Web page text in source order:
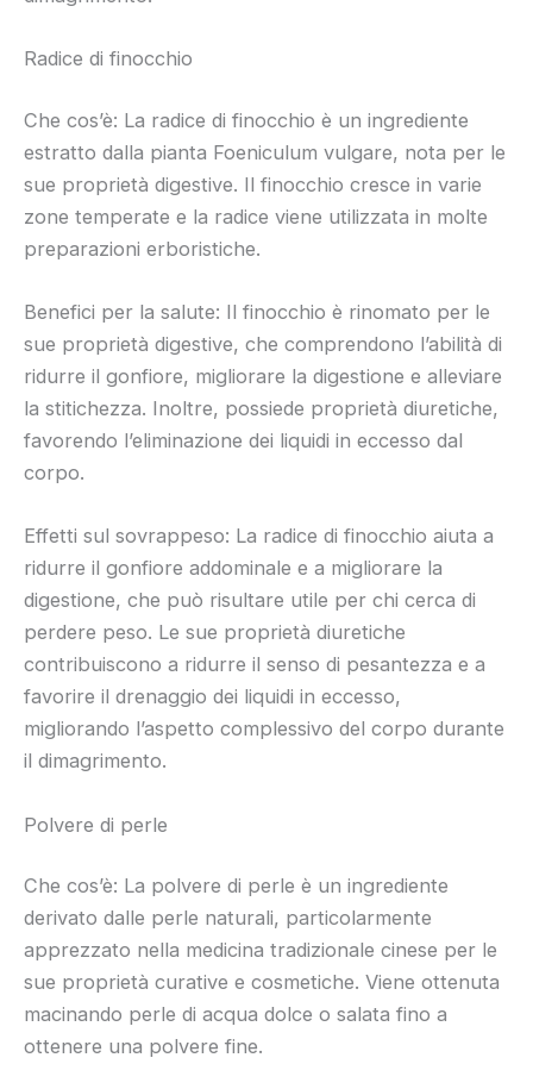
Radice di finocchio
Che cos’è: La radice di finocchio è un ingrediente
estratto dalla pianta Foeniculum vulgare, nota per le
sue proprietà digestive. Il finocchio cresce in varie
zone temperate e la radice viene utilizzata in molte
preparazioni erboristiche.
Benefici per la salute: Il finocchio è rinomato per le
sue proprietà digestive, che comprendono l’abilità di
ridurre il gonfiore, migliorare la digestione e alleviare
la stitichezza. Inoltre, possiede proprietà diuretiche,
favorendo l’eliminazione dei liquidi in eccesso dal
corpo.
Effetti sul sovrappeso: La radice di finocchio aiuta a
ridurre il gonfiore addominale e a migliorare la
digestione, che può risultare utile per chi cerca di
perdere peso. Le sue proprietà diuretiche
contribuiscono a ridurre il senso di pesantezza e a
favorire il drenaggio dei liquidi in eccesso,
migliorando l’aspetto complessivo del corpo durante
il dimagrimento.
Polvere di perle
Che cos’è: La polvere di perle è un ingrediente
derivato dalle perle naturali, particolarmente
apprezzato nella medicina tradizionale cinese per le
sue proprietà curative e cosmetiche. Viene ottenuta
macinando perle di acqua dolce o salata fino a
ottenere una polvere fine.